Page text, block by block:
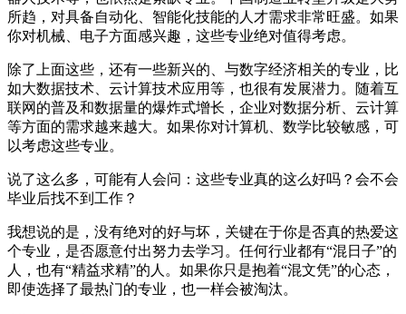
所趋，对具备自动化、智能化技能的人才需求非常旺盛。如果
你对机械、电子方面感兴趣，这些专业绝对值得考虑。
除了上面这些，还有一些新兴的、与数字经济相关的专业，比
如大数据技术、云计算技术应用等，也很有发展潜力。随着互
联网的普及和数据量的爆炸式增长，企业对数据分析、云计算
等方面的需求越来越大。如果你对计算机、数学比较敏感，可
以考虑这些专业。
说了这么多，可能有人会问：这些专业真的这么好吗？会不会
毕业后找不到工作？
我想说的是，没有绝对的好与坏，关键在于你是否真的热爱这
个专业，是否愿意付出努力去学习。任何行业都有“混日子”的
人，也有“精益求精”的人。如果你只是抱着“混文凭”的心态，
即使选择了最热门的专业，也一样会被淘汰。